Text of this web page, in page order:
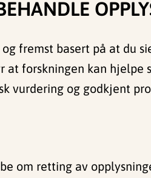
fremst basert på at du
forskningen kan
vurdering og godkjent
om retting av